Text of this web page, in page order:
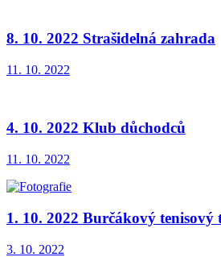
8. 10. 2022 Strašidelná zahrada
11. 10. 2022
4. 10. 2022 Klub důchodců
11. 10. 2022
1. 10. 2022 Burčákový tenisový
3. 10. 2022